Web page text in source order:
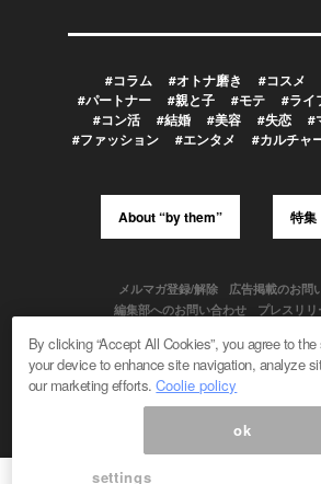
#コラム #オトナ磨き #コスメ
#パートナー
#親と子 #モテ #ライ
#コン活
#結婚 #美容 #失恋
#
#ファッション
#エンタメ #カルチャ
About “by them” 特集
メルマガ登録/解除
広告掲載のお問
編集部へのお問い合わせ
プレスリ
Powered by
© 1999-2026 Magmag, Inc. All Rights
By clicking “Accept All Cookies”, you agree to
your device to enhance site navigation, analyze
our marketing efforts.Coolie policy
ok
settings